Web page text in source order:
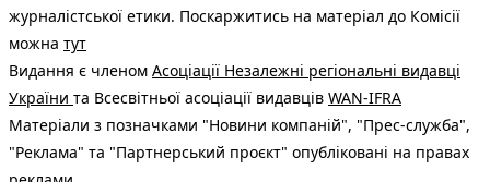
журналістської етики. Поскаржитись на матеріал до Комісії
можна тут
Видання є членом Асоціації Незалежні регіональні видавці
України та Всесвітньої асоціації видавців WAN-IFRA
Матеріали з позначками "Новини компаній", "Прес-служба",
"Реклама" та "Партнерський проєкт" опубліковані на правах